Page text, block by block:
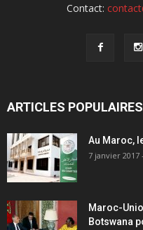
Contact:
ARTICLES POPULAIRES
Au Maroc,
7 janvier 2017
Maroc-
Botswana